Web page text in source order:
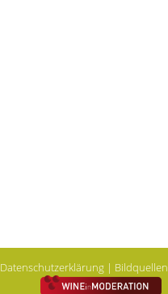
Datenschutzerklärung| Bildquellen